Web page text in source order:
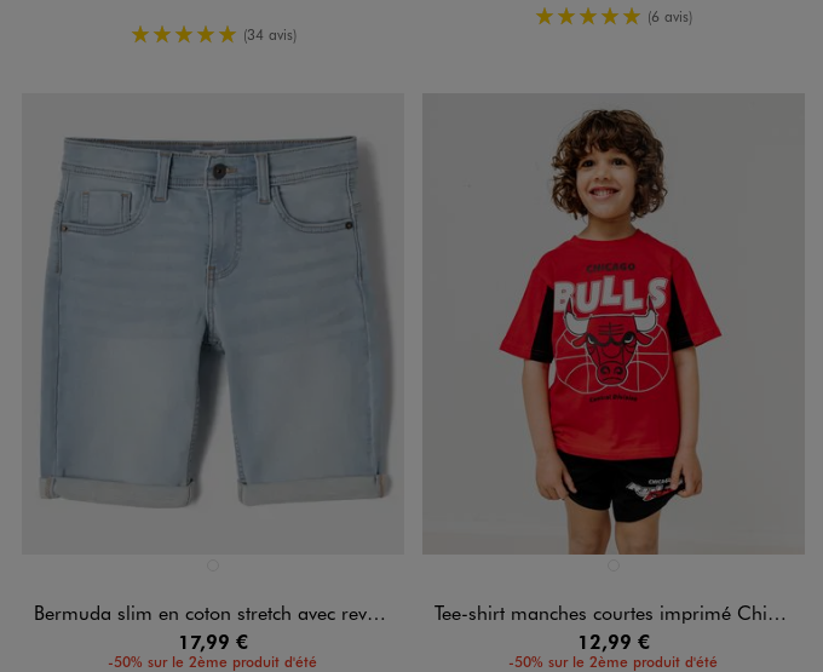
5/5 de moyenne
(34 avis)
5/5 de moyenne
(6 avis)
Bermuda slim en coton stretch avec revers cousus garçon
17,99 €
-50% sur le 2ème produit d'été
Tee-shirt manches courtes imprimé Chicago Bulls garçon - NBA
12,99 €
-50% sur le 2ème produit d'été